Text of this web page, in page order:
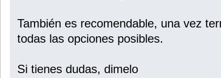
También es recomendable, una vez
todas las opciones posibles.
Si tienes dudas, dimelo